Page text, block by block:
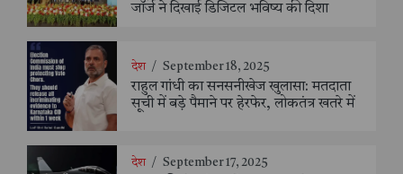
जॉर्ज ने दिखाई डिजिटल भविष्य की दिशा
देश / September 18, 2025
राहुल गांधी का सनसनीखेज खुलासा: मतदाता
सूची में बड़े पैमाने पर हेरफेर, लोकतंत्र खतरे में
देश / September 17, 2025